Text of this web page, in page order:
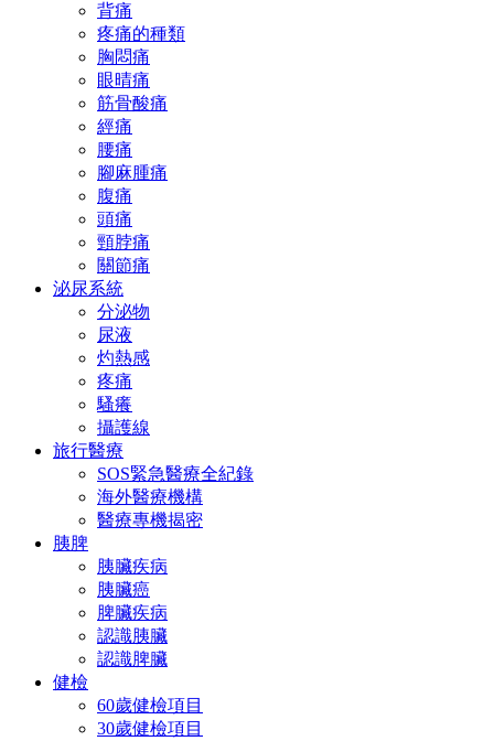
背痛
疼痛的種類
胸悶痛
眼晴痛
筋骨酸痛
經痛
腰痛
腳麻腫痛
腹痛
頭痛
頸脖痛
關節痛
泌尿系統
分泌物
尿液
灼熱感
疼痛
騷癢
攝護線
旅行醫療
SOS緊急醫療全紀錄
海外醫療機構
醫療專機揭密
胰脾
胰臟疾病
胰臟癌
脾臟疾病
認識胰臟
認識脾臟
健檢
60歲健檢項目
30歲健檢項目